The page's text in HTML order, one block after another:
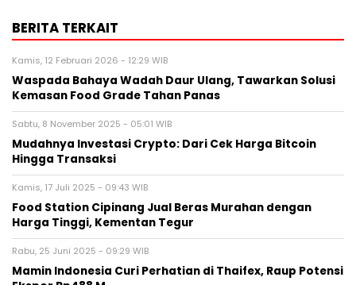
BERITA TERKAIT
Kamis, 12 Februari 2026 - 12:29 WIB
Waspada Bahaya Wadah Daur Ulang, Tawarkan Solusi
Kemasan Food Grade Tahan Panas
Sabtu, 8 November 2025 - 05:01 WIB
Mudahnya Investasi Crypto: Dari Cek Harga Bitcoin
Hingga Transaksi
Kamis, 17 Juli 2025 - 09:43 WIB
Food Station Cipinang Jual Beras Murahan dengan
Harga Tinggi, Kementan Tegur
Rabu, 25 Juni 2025 - 09:29 WIB
Mamin Indonesia Curi Perhatian di Thaifex, Raup Potensi